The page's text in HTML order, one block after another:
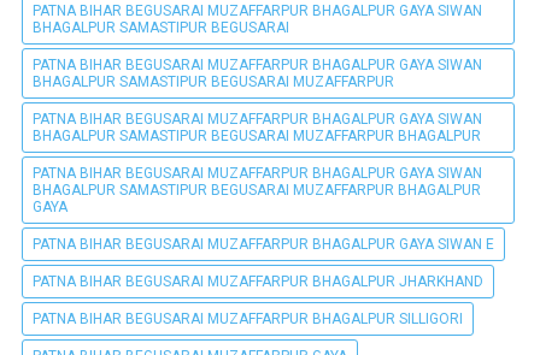
PATNA BIHAR BEGUSARAI MUZAFFARPUR BHAGALPUR GAYA SIWAN
BHAGALPUR SAMASTIPUR BEGUSARAI
PATNA BIHAR BEGUSARAI MUZAFFARPUR BHAGALPUR GAYA SIWAN
BHAGALPUR SAMASTIPUR BEGUSARAI MUZAFFARPUR
PATNA BIHAR BEGUSARAI MUZAFFARPUR BHAGALPUR GAYA SIWAN
BHAGALPUR SAMASTIPUR BEGUSARAI MUZAFFARPUR BHAGALPUR
PATNA BIHAR BEGUSARAI MUZAFFARPUR BHAGALPUR GAYA SIWAN
BHAGALPUR SAMASTIPUR BEGUSARAI MUZAFFARPUR BHAGALPUR
GAYA
PATNA BIHAR BEGUSARAI MUZAFFARPUR BHAGALPUR GAYA SIWAN E
PATNA BIHAR BEGUSARAI MUZAFFARPUR BHAGALPUR JHARKHAND
PATNA BIHAR BEGUSARAI MUZAFFARPUR BHAGALPUR SILLIGORI